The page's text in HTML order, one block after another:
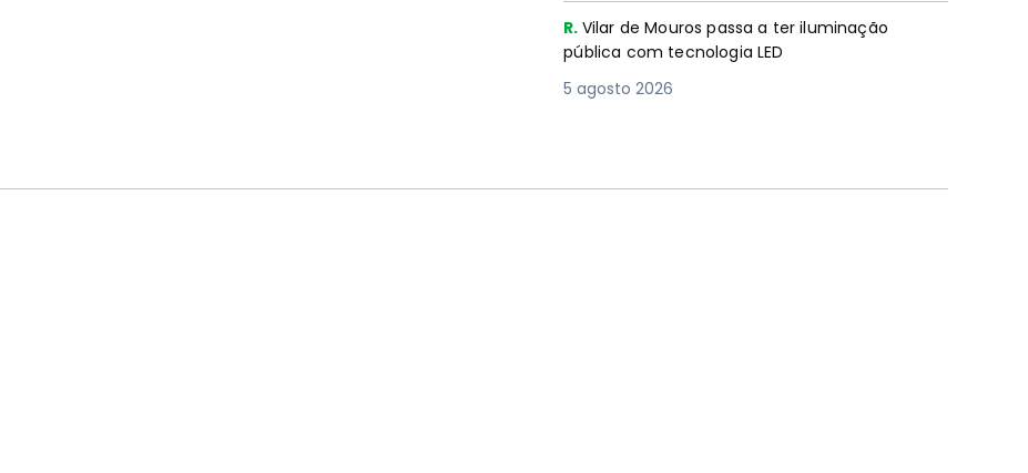
R. Vilar de Mouros passa a ter iluminação
pública com tecnologia LED
5 agosto 2026